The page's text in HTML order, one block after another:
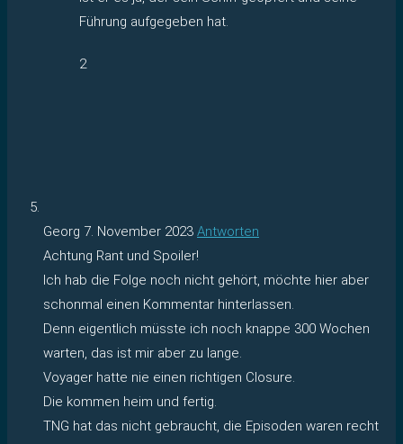
Führung aufgegeben hat.
2
Georg 7. November 2023 Antworten
Achtung Rant und Spoiler!
Ich hab die Folge noch nicht gehört, möchte hier aber
schonmal einen Kommentar hinterlassen.
Denn eigentlich müsste ich noch knappe 300 Wochen
warten, das ist mir aber zu lange.
Voyager hatte nie einen richtigen Closure.
Die kommen heim und fertig.
TNG hat das nicht gebraucht, die Episoden waren recht